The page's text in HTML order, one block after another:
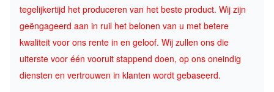
tegelijkertijd het produceren van het beste product. Wij zijn
geëngageerd aan in ruil het belonen van u met betere
kwaliteit voor ons rente in en geloof. Wij zullen ons die
uiterste voor één vooruit stappend doen, op ons oneindig
diensten en vertrouwen in klanten wordt gebaseerd.